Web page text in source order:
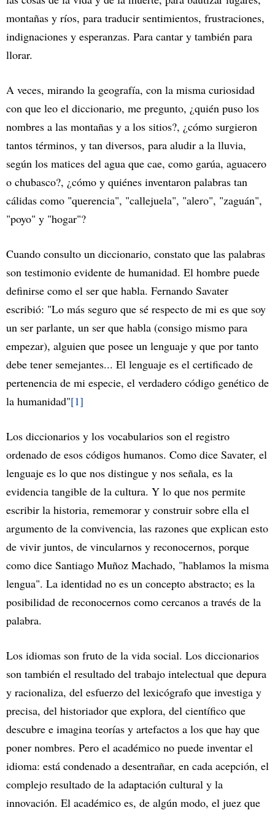
montañas y ríos, para traducir sentimientos, frustraciones,
indignaciones y esperanzas. Para cantar y también para
llorar.
A veces, mirando la geografía, con la misma curiosidad
con que leo el diccionario, me pregunto, ¿quién puso los
nombres a las montañas y a los sitios?, ¿cómo surgieron
tantos términos, y tan diversos, para aludir a la lluvia,
según los matices del agua que cae, como garúa, aguacero
o chubasco?, ¿cómo y quiénes inventaron palabras tan
cálidas como "querencia", "callejuela", "alero", "zaguán",
"poyo" y "hogar"?
Cuando consulto un diccionario, constato que las palabras
son testimonio evidente de humanidad. El hombre puede
definirse como el ser que habla. Fernando Savater
escribió: "Lo más seguro que sé respecto de mi es que soy
un ser parlante, un ser que habla (consigo mismo para
empezar), alguien que posee un lenguaje y que por tanto
debe tener semejantes... El lenguaje es el certificado de
pertenencia de mi especie, el verdadero código genético de
la humanidad"[1]
Los diccionarios y los vocabularios son el registro
ordenado de esos códigos humanos. Como dice Savater, el
lenguaje es lo que nos distingue y nos señala, es la
evidencia tangible de la cultura. Y lo que nos permite
escribir la historia, rememorar y construir sobre ella el
argumento de la convivencia, las razones que explican esto
de vivir juntos, de vincularnos y reconocernos, porque
como dice Santiago Muñoz Machado, "hablamos la misma
lengua". La identidad no es un concepto abstracto; es la
posibilidad de reconocernos como cercanos a través de la
palabra.
Los idiomas son fruto de la vida social. Los diccionarios
son también el resultado del trabajo intelectual que depura
y racionaliza, del esfuerzo del lexicógrafo que investiga y
precisa, del historiador que explora, del científico que
descubre e imagina teorías y artefactos a los que hay que
poner nombres. Pero el académico no puede inventar el
idioma: está condenado a desentrañar, en cada acepción, el
complejo resultado de la adaptación cultural y la
innovación. El académico es, de algún modo, el juez que